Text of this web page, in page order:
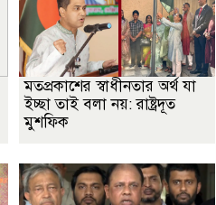
মতপ্রকাশের স্বাধীনতার অর্থ যা
ইচ্ছা তাই বলা নয়: রাষ্ট্রদূত
মুশফিক